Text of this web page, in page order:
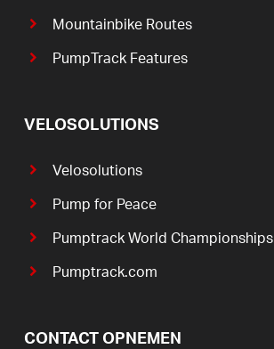
Mountainbike Routes
PumpTrack Features
VELOSOLUTIONS
Velosolutions
Pump for Peace
Pumptrack World Championships
Pumptrack.com
CONTACT OPNEMEN